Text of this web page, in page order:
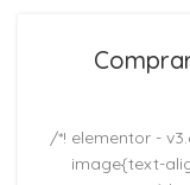
/*! elementor -
image{text-